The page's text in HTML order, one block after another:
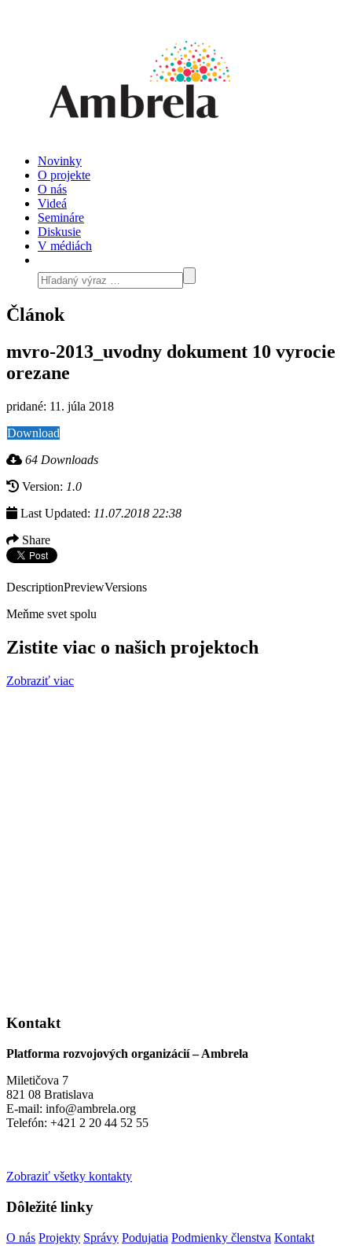
Novinky
O projekte
O nás
Videá
Semináre
Diskusie
V médiách
Článok
mvro-2013_uvodny dokument 10 vyrocie
orezane
pridané: 11. júla 2018
Download
64 Downloads
Version: 1.0
Last Updated: 11.07.2018 22:38
Share
DescriptionPreviewVersions
Meňme svet spolu
Zistite viac o našich projektoch
Zobraziť viac
Kontakt
Platforma rozvojových organizácií – Ambrela
Miletičova 7
821 08 Bratislava
E-mail: info@ambrela.org
Telefón: +421 2 20 44 52 55
Zobraziť všetky kontakty
Dôležité linky
O nás Projekty Správy Podujatia Podmienky členstva Kontakt